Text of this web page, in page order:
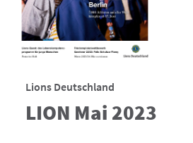
Lions Deutschland
LION Mai 2023